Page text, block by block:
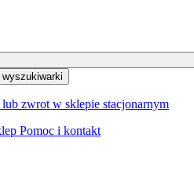
lub zwrot w sklepie stacjonarnym
Pomoc i kontakt